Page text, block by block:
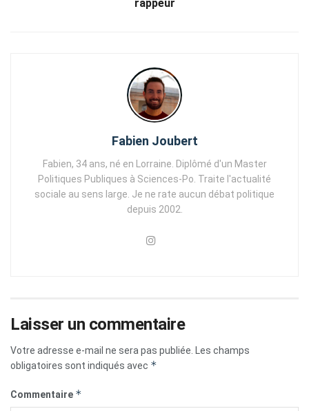
rappeur
Fabien Joubert
Fabien, 34 ans, né en Lorraine. Diplômé d'un Master
Politiques Publiques à Sciences-Po. Traite l'actualité
sociale au sens large. Je ne rate aucun débat politique
depuis 2002.
Laisser un commentaire
Votre adresse e-mail ne sera pas publiée.
Les champs
obligatoires sont indiqués avec *
Commentaire *